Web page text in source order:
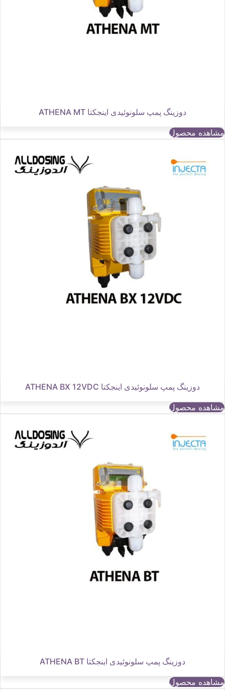
دوزینگ پمپ سلونوئیدی اینجکتا ATHENA MT
مشاهده محصول
دوزینگ پمپ سلونوئیدی اینجکتا ATHENA BX 12VDC
مشاهده محصول
دوزینگ پمپ سلونوئیدی اینجکتا ATHENA BT
مشاهده محصول